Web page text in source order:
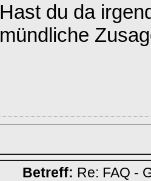
Hast du da
mündliche
Betreff: Re: FAQ -